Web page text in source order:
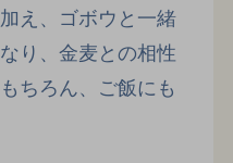
え、ゴボウと一緒
り、金麦との相性
ちろん、ご飯にも